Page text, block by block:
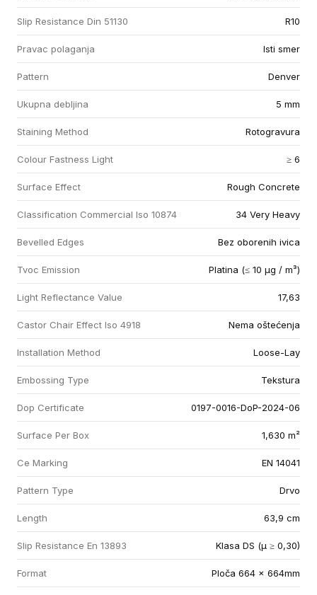
Slip Resistance Din 51130 R10
Pravac polaganja Isti smer
Pattern Denver
Ukupna debljina 5 mm
Staining Method Rotogravura
Colour Fastness Light ≥ 6
Surface Effect Rough Concrete
Classification Commercial Iso 10874 34 Very Heavy
Bevelled Edges Bez oborenih ivica
Tvoc Emission Platina (≤ 10 µg / m³)
Light Reflectance Value 17,63
Castor Chair Effect Iso 4918 Nema oštećenja
Installation Method Loose-Lay
Embossing Type Tekstura
Dop Certificate 0197-0016-DoP-2024-06
Surface Per Box 1,630 m²
Ce Marking EN 14041
Pattern Type Drvo
Length 63,9 cm
Slip Resistance En 13893 Klasa DS (µ ≥ 0,30)
Format Ploča 664 x 664mm